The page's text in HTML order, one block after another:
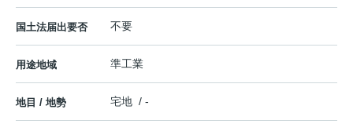
国土法届出要否 不要
用途地域 準工業
地目 / 地勢 宅地 / -